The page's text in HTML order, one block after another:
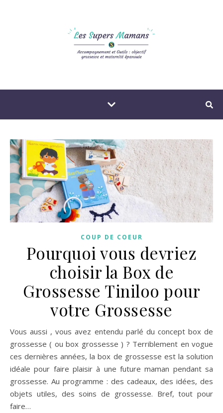
COUP DE COEUR
Pourquoi vous devriez
choisir la Box de
Grossesse Tiniloo pour
votre Grossesse
Vous aussi , vous avez entendu parlé du concept box de
grossesse ( ou box grossesse ) ? Terriblement en vogue
ces dernières années, la box de grossesse est la solution
idéale pour faire plaisir à une future maman pendant sa
grossesse. Au programme : des cadeaux, des idées, des
objets utiles, des soins de grossesse. Bref, tout pour
faire…